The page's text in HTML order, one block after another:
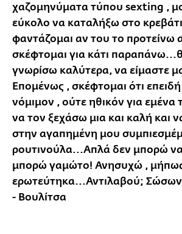
χαζομηνύματα τύπου sexting ,
εύκολο να καταλήξω στο
φαντάζομαι αν του το προτείνω
σκέφτομαι για κάτι
γνωρίσω καλύτερα, να είμαστε
Επομένως , σκέφτομαι ότι επειδή
νόμιμον , ούτε ηθικόν για
να τον ξεχάσω μια και καλή και
στην αγαπημένη μου
ρουτινούλα...Απλά δεν μπορώ
μπορώ γαμώτο! Ανησυχώ ,
ερωτεύτηκα...Αντιλαβού;
- Βουλίτσα